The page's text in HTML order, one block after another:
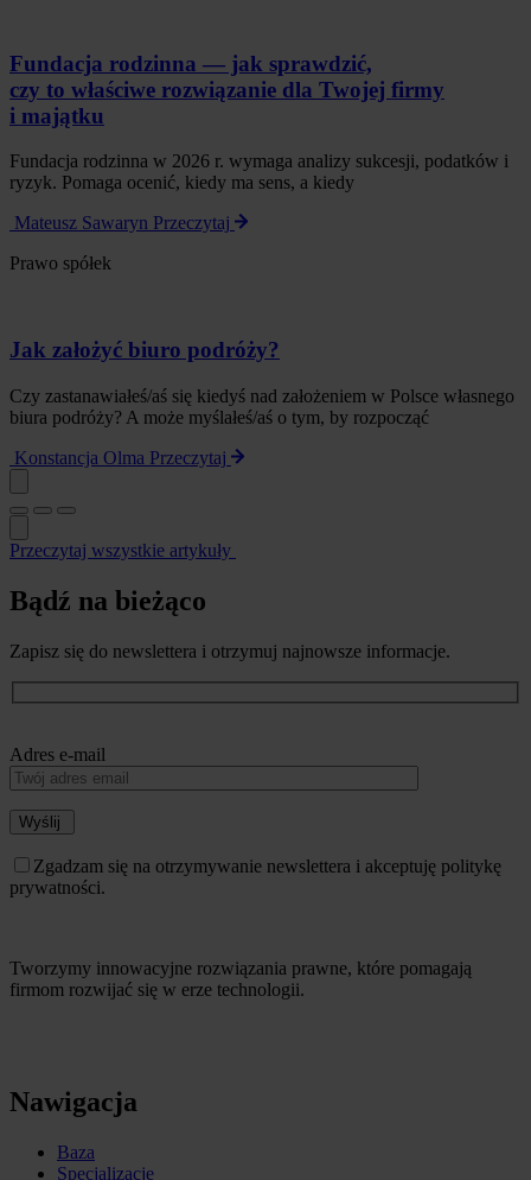
Fundacja rodzinna — jak sprawdzić,
czy to właściwe rozwiązanie dla Twojej firmy
i majątku
Fundacja rodzinna w 2026 r. wymaga analizy sukcesji, podatków i
ryzyk. Pomaga ocenić, kiedy ma sens, a kiedy
Mateusz Sawaryn Przeczytaj
Prawo spółek
Jak założyć biuro podróży?
Czy zastanawiałeś/aś się kiedyś nad założeniem w Polsce własnego
biura podróży? A może myślałeś/aś o tym, by rozpocząć
Konstancja Olma Przeczytaj
Przeczytaj wszystkie artykuły
Bądź na bieżąco
Zapisz się do newslettera i otrzymuj najnowsze informacje.
Adres e-mail
Wyślij
Zgadzam się na otrzymywanie newslettera i akceptuję politykę
prywatności.
Tworzymy innowacyjne rozwiązania prawne, które pomagają
firmom rozwijać się w erze technologii.
Nawigacja
Baza
Specjalizacje